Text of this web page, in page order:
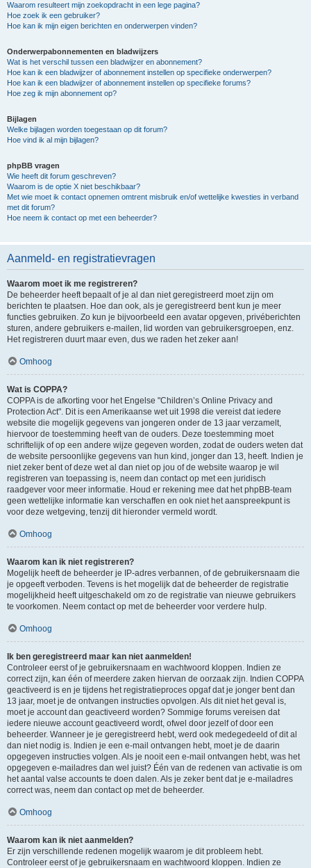
Waarom resulteert mijn zoekopdracht in een lege pagina?
Hoe zoek ik een gebruiker?
Hoe kan ik mijn eigen berichten en onderwerpen vinden?
Onderwerpabonnementen en bladwijzers
Wat is het verschil tussen een bladwijzer en abonnement?
Hoe kan ik een bladwijzer of abonnement instellen op specifieke onderwerpen?
Hoe kan ik een bladwijzer of abonnement instellen op specifieke forums?
Hoe zeg ik mijn abonnement op?
Bijlagen
Welke bijlagen worden toegestaan op dit forum?
Hoe vind ik al mijn bijlagen?
phpBB vragen
Wie heeft dit forum geschreven?
Waarom is de optie X niet beschikbaar?
Met wie moet ik contact opnemen omtrent misbruik en/of wettelijke kwesties in verband
met dit forum?
Hoe neem ik contact op met een beheerder?
Aanmeld- en registratievragen
Waarom moet ik me registreren?
De beheerder heeft bepaalt of je al dan niet geregistreerd moet zijn om
berichten te plaatsen. Hoe dan ook, als je geregistreerd bent kun je meer
functies gebruiken. Zo kun je bijvoorbeeld een avatar opgeven, privéberichten
sturen, andere gebruikers e-mailen, lid worden van gebruikersgroepen, enz.
Het registreren duurt maar even, dus we raden het zeker aan!
Omhoog
Wat is COPPA?
COPPA is de afkorting voor het Engelse "Children’s Online Privacy and
Protection Act". Dit is een Amerikaanse wet uit 1998 die vereist dat iedere
website die mogelijk gegevens van jongeren onder de 13 jaar verzamelt,
hiervoor de toestemming heeft van de ouders. Deze toestemming moet
schriftelijk of op een andere wijze gegeven worden, zodat de ouders weten dat
de website persoonlijke gegevens van hun kind, jonger dan 13, heeft. Indien je
niet zeker bent of deze wet al dan niet op jou of de website waarop je wil
registreren van toepassing is, neem dan contact op met een juridisch
raadgever voor meer informatie. Houd er rekening mee dat het phpBB-team
geen wettelijke informatie kan verschaffen en ook niet het aanspreekpunt is
voor deze wetgeving, tenzij dit hieronder vermeld wordt.
Omhoog
Waarom kan ik niet registreren?
Mogelijk heeft de beheerder je IP-adres verbannen, of de gebruikersnaam die
je opgeeft verboden. Tevens is het mogelijk dat de beheerder de registratie
mogelijkheid heeft uitgeschakeld om zo de registratie van nieuwe gebruikers
te voorkomen. Neem contact op met de beheerder voor verdere hulp.
Omhoog
Ik ben geregistreerd maar kan niet aanmelden!
Controleer eerst of je gebruikersnaam en wachtwoord kloppen. Indien ze
correct zijn, kan één of meerdere zaken hiervan de oorzaak zijn. Indien COPPA
geactiveerd is en je tijdens het registratieproces opgaf dat je jonger bent dan
13 jaar, moet je de ontvangen instructies opvolgen. Als dit niet het geval is,
moet je account dan geactiveerd worden? Sommige forums vereisen dat
iedere nieuwe account geactiveerd wordt, ofwel door jezelf of door een
beheerder. Wanneer je je geregistreerd hebt, werd ook medegedeeld of dit al
dan niet nodig is. Indien je een e-mail ontvangen hebt, moet je de daarin
opgegeven instructies volgen. Als je nooit een e-mail ontvangen hebt, was het
opgegeven e-mailadres dan wel juist? Één van de redenen van activatie is om
het aantal valse accounts te doen dalen. Als je zeker bent dat je e-mailadres
correct was, neem dan contact op met de beheerder.
Omhoog
Waarom kan ik niet aanmelden?
Er zijn verschillende redenen mogelijk waarom je dit probleem hebt.
Controleer eerst of je gebruikersnaam en wachtwoord kloppen. Indien ze